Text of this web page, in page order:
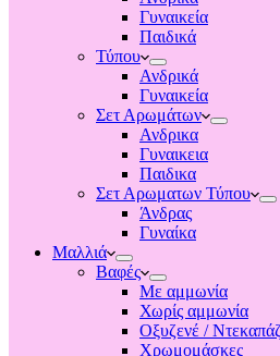
Γυναικεία
Παιδικά
Τύπου
Ανδρικά
Γυναικεία
Σετ Αρωμάτων
Ανδρικα
Γυναικεια
Παιδικα
Σετ Αρωματων Τύπου
Άνδρας
Γυναίκα
Μαλλιά
Βαφές
Με αμμωνία
Χωρίς αμμωνία
Οξυζενέ / Ντεκαπάζ
Χρωμομάσκες